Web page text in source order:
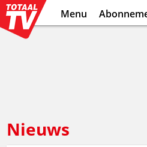
Menu
Nieuws